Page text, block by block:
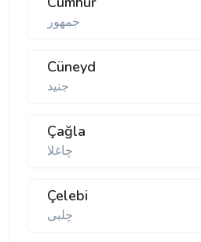
جمهور
Cüneyd
جنید
Çağla
چاغلا
Çelebi
چلبی